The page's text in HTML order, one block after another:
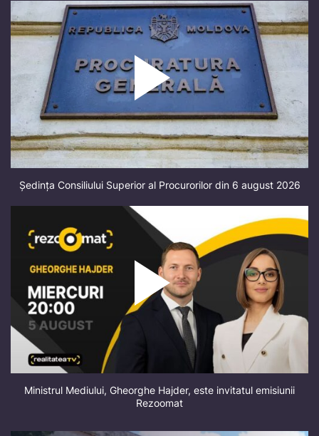
Ședința Consiliului Superior al Procurorilor din 6 august 2026
Ministrul Mediului, Gheorghe Hajder, este invitatul emisiunii
Rezoomat